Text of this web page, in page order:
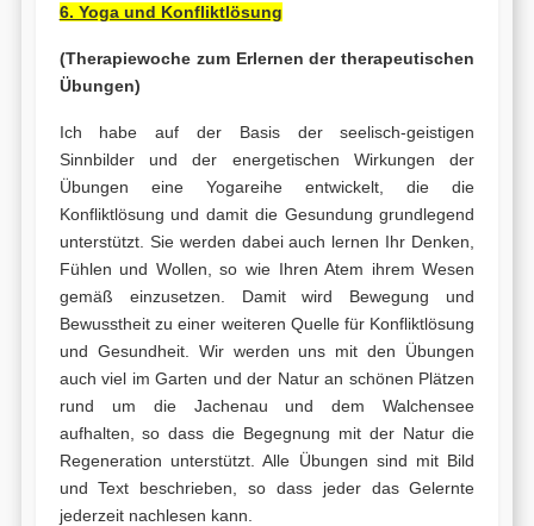
6. Yoga und Konfliktlösung
(Therapiewoche zum Erlernen der therapeutischen
Übungen)
Ich habe auf der Basis der seelisch-geistigen
Sinnbilder und der energetischen Wirkungen der
Übungen eine Yogareihe entwickelt, die die
Konfliktlösung und damit die Gesundung grundlegend
unterstützt. Sie werden dabei auch lernen Ihr Denken,
Fühlen und Wollen, so wie Ihren Atem ihrem Wesen
gemäß einzusetzen. Damit wird Bewegung und
Bewusstheit zu einer weiteren Quelle für Konfliktlösung
und Gesundheit. Wir werden uns mit den Übungen
auch viel im Garten und der Natur an schönen Plätzen
rund um die Jachenau und dem Walchensee
aufhalten, so dass die Begegnung mit der Natur die
Regeneration unterstützt. Alle Übungen sind mit Bild
und Text beschrieben, so dass jeder das Gelernte
jederzeit nachlesen kann.